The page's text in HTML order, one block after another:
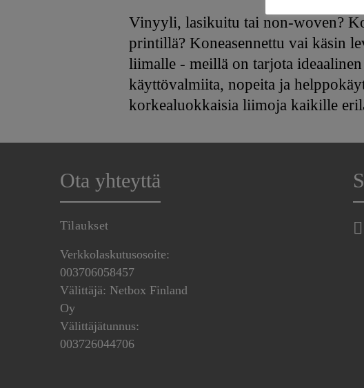
Vinyyli, lasikuitu tai non-woven?
printillä? Koneasennettu vai käsin
liimalle - meillä on tarjota
käyttövalmiita, nopeita ja
korkealuokkaisia liimoja kaikille
Ota yhteyttä
Tilaukset
Verkkolaskutusosoite:
003706058457
Välittäjä: Netbox Finland
Oy
Välittäjätunnus:
003726044706